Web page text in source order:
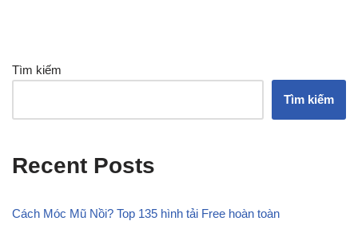
Tìm kiếm
Tìm kiếm
Recent Posts
Cách Móc Mũ Nồi? Top 135 hình tải Free hoàn toàn